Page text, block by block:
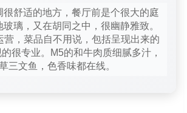
很舒适的地方，餐厅前是个很大的庭
玻璃，又在胡同之中，很幽静雅致。
营，菜品自不用说，包括呈现出来的
很专业。M5的和牛肉质细腻多汁，
三文鱼，色香味都在线。